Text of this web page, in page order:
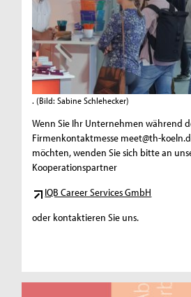
. (Bild: Sabine Schlehecker)
Wenn Sie Ihr Unternehmen während
Firmenkontaktmesse meet@th-
möchten, wenden Sie sich bitte an
Kooperationspartner
IQB Career Services GmbH
oder kontaktieren Sie uns.